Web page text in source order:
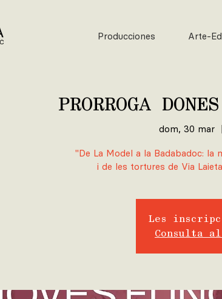
Producciones Arte-
PRORROGA
dom, 30 mar
"De La Model a la Badabadoc: la
i de les tortures de Via
Les
Consulta